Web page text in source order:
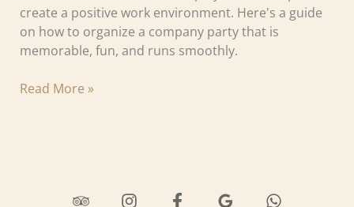
create a positive work environment. Here's a guide
on how to organize a company party that is
memorable, fun, and runs smoothly.
Read More »